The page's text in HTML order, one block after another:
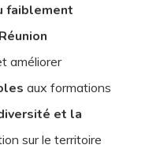
faiblement
améliorer
aux formations
et la
sur le territoire